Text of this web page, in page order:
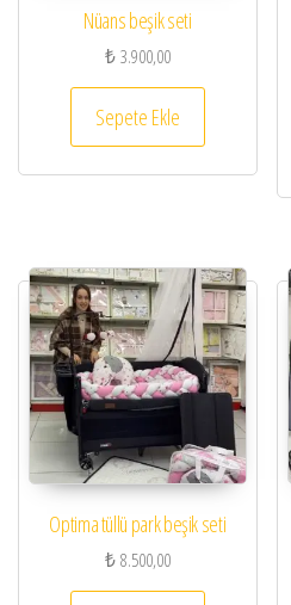
Nüans beşik seti
₺3.900,00
Sepete Ekle
Optima tüllü park beşik seti
₺8.500,00